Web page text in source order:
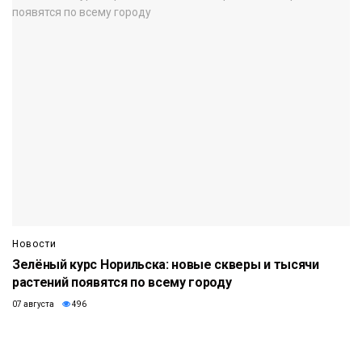
Новости
Зелёный курс Норильска: новые скверы и тысячи
растений появятся по всему городу
07 августа 496